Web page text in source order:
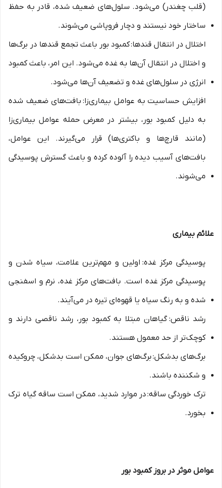
(قلب چغندر) می‌شود. سلول‌های ضعیف شده، قادر به حفظ
ساختار خود نیستند و دچار فروپاشی می‌شوند.
اختلال در انتقال قندها: کمبود بور باعث تجمع قندها در برگ‌ها
و اختلال در انتقال آن‌ها به غده می‌شود. این امر، باعث کمبود
انرژی در سلول‌های غده و تضعیف آن‌ها می‌شود.
افزایش حساسیت به عوامل بیماری‌زا: بافت‌های ضعیف شده
به دلیل کمبود بور، بیشتر در معرض حمله عوامل بیماری‌زا
(مانند قارچ‌ها و باکتری‌ها) قرار می‌گیرند. این عوامل،
بافت‌های آسیب دیده را آلوده کرده و باعث گسترش پوسیدگی
می‌شوند.
علائم بیماری
پوسیدگی مرکز غده: اولین و مهم‌ترین علامت، سیاه شدن و
پوسیدگی مرکز غده است. بافت‌های مرکز غده، نرم و اسفنجی
شده و به رنگ سیاه یا قهوه‌ای تیره در می‌آیند.
رشد ناقص: گیاهان مبتلا به کمبود بور، رشد ناقصی دارند و
کوچک‌تر از حد معمول هستند.
برگ‌های بدشکل: برگ‌های جوان، ممکن است بدشکل، چروکیده
و شکننده باشند.
ترک خوردگی ساقه: در موارد شدید، ممکن است ساقه گیاه ترک
بخورد.
عوامل موثر در بروز کمبود بور